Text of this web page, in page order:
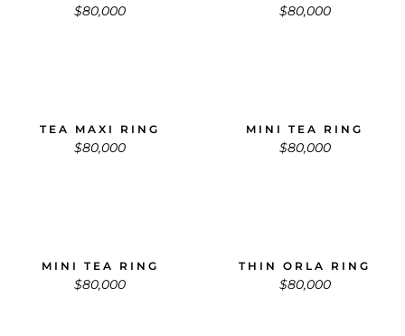
$80,000 $80,000
TEA MAXI RING
$80,000
MINI TEA RING
$80,000
MINI TEA RING
$80,000
THIN ORLA RING
$80,000